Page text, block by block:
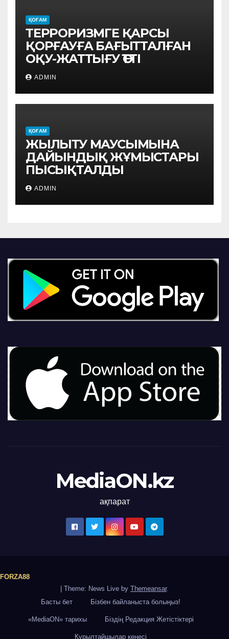
ҚОҒАМ
ТЕРРОРИЗМГЕ ҚАРСЫ
ҚОРҒАУҒА БАҒЫТТАЛҒАН
ОҚУ-ЖАТТЫҒУ ӨТТІ
ADMIN
ҚОҒАМ
ЖЫЛЫТУ МАУСЫМЫНА
ДАЙЫНДЫҚ ЖҰМЫСТАРЫ
ПЫСЫҚТАЛДЫ
ADMIN
MediaON.kz
ақпарат
FORZA88
Theme: News Live by Themeansar.
Басты бет
Бізбен байланыста болыңыз!
«MediaON» тарихы Біздің Редакция Жетістіктері
Құрылтайшылар кеңесі